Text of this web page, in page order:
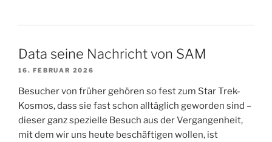
Data seine Nachricht von SAM
16. FEBRUAR 2026
Besucher von früher gehören so fest zum Star Trek-
Kosmos, dass sie fast schon alltäglich geworden sind –
dieser ganz spezielle Besuch aus der Vergangenheit,
mit dem wir uns heute beschäftigen wollen, ist